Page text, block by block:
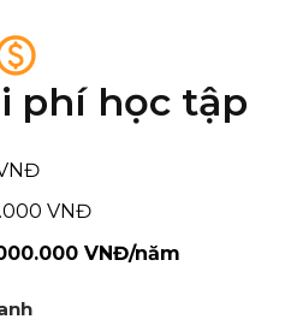
phí học tập
VNĐ
VNĐ/năm